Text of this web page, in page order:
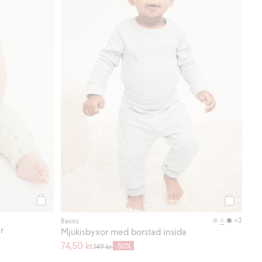
Köp
Basics +2
Mjukisbyxor med borstad insida
74,50 kr.149 kr. -50%